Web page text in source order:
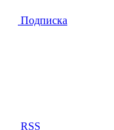
Подписка
RSS